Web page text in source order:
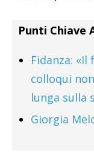
Punti Chiave
Fidanza:
colloqui
lunga sulla
Giorgia